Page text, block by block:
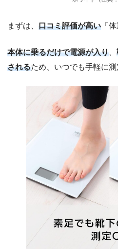
まずは、 口コミ評価が高い 「
本体に乗るだけで電源が入り
されるため、いつでも手軽に測